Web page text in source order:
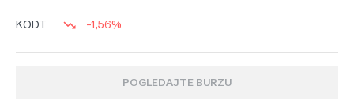
KODT -1,56%
POGLEDAJTE BURZU